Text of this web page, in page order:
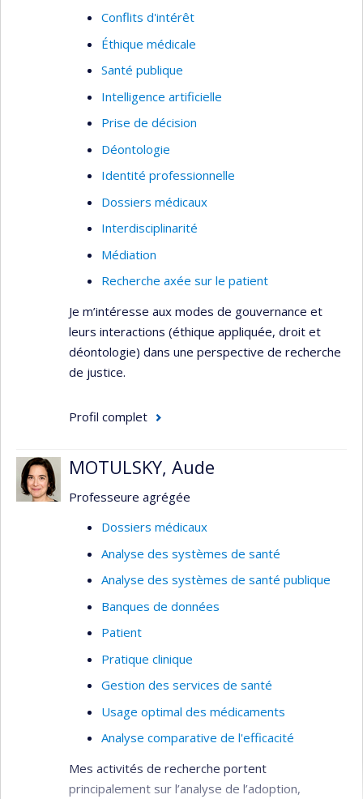
Conflits d'intérêt
Éthique médicale
Santé publique
Intelligence artificielle
Prise de décision
Déontologie
Identité professionnelle
Dossiers médicaux
Interdisciplinarité
Médiation
Recherche axée sur le patient
Je m’intéresse aux modes de gouvernance et
leurs interactions (éthique appliquée, droit et
déontologie) dans une perspective de recherche
de justice.
Profil complet
MOTULSKY, Aude
Professeure agrégée
Dossiers médicaux
Analyse des systèmes de santé
Analyse des systèmes de santé publique
Banques de données
Patient
Pratique clinique
Gestion des services de santé
Usage optimal des médicaments
Analyse comparative de l'efficacité
Mes activités de recherche portent
principalement sur l’analyse de l’adoption,